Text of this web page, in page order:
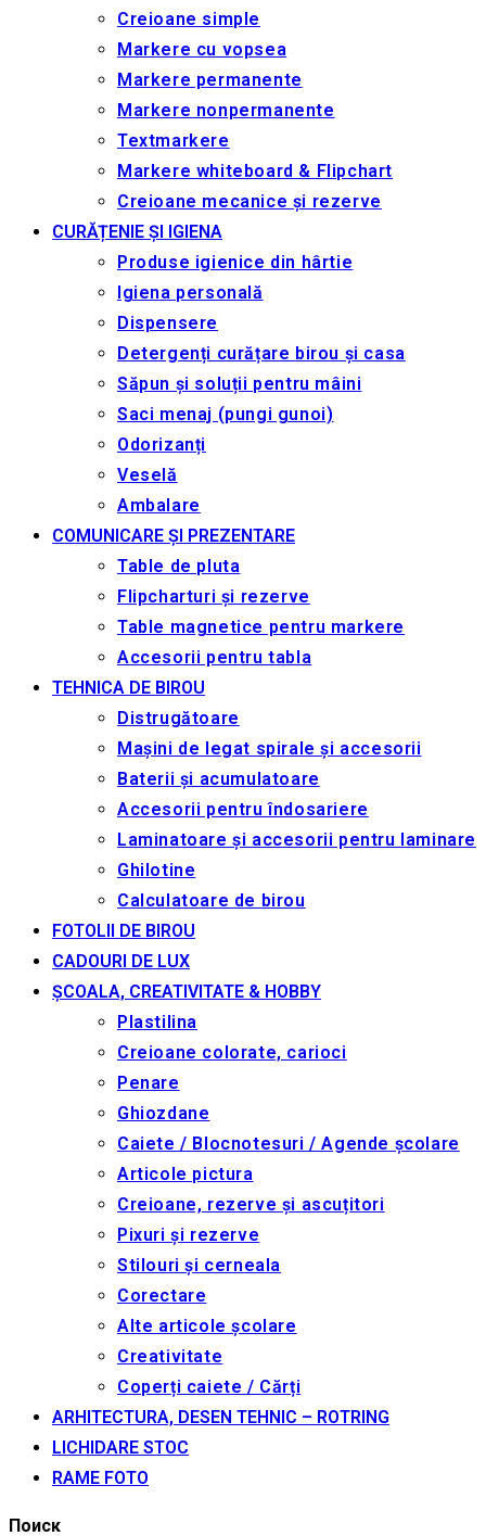
Creioane simple
Markere cu vopsea
Markere permanente
Markere nonpermanente
Textmarkere
Markere whiteboard & Flipchart
Creioane mecanice și rezerve
CURĂȚENIE ȘI IGIENA
Produse igienice din hârtie
Igiena personală
Dispensere
Detergenți curățare birou și casa
Săpun și soluții pentru mâini
Saci menaj (pungi gunoi)
Odorizanți
Veselă
Ambalare
COMUNICARE ȘI PREZENTARE
Table de pluta
Flipcharturi și rezerve
Table magnetice pentru markere
Accesorii pentru tabla
TEHNICA DE BIROU
Distrugătoare
Mașini de legat spirale și accesorii
Baterii și acumulatoare
Accesorii pentru îndosariere
Laminatoare și accesorii pentru laminare
Ghilotine
Calculatoare de birou
FOTOLII DE BIROU
CADOURI DE LUX
ȘCOALA, CREATIVITATE & HOBBY
Plastilina
Creioane colorate, carioci
Penare
Ghiozdane
Caiete / Blocnotesuri / Agende școlare
Articole pictura
Creioane, rezerve și ascuțitori
Pixuri și rezerve
Stilouri și cerneala
Corectare
Alte articole școlare
Creativitate
Coperți caiete / Cărți
ARHITECTURA, DESEN TEHNIC – ROTRING
LICHIDARE STOC
RAME FOTO
Поиск